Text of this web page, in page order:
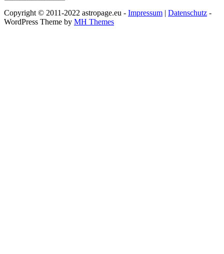
Copyright © 2011-2022 astropage.eu - Impressum | Datenschutz -
WordPress Theme by MH Themes